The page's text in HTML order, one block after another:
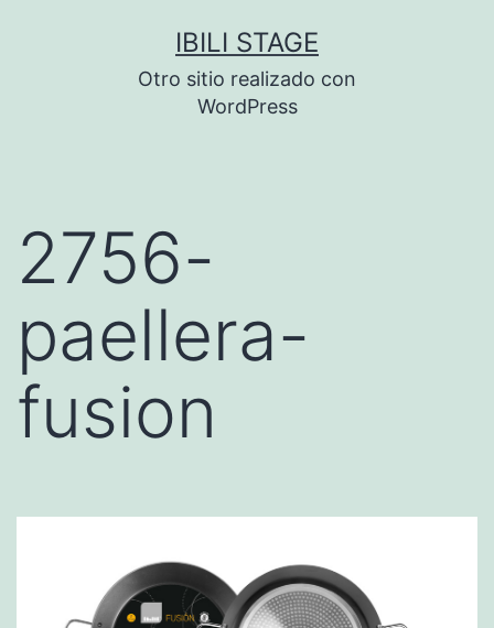
IBILI STAGE
Otro sitio realizado con
WordPress
2756-
paellera-
fusion